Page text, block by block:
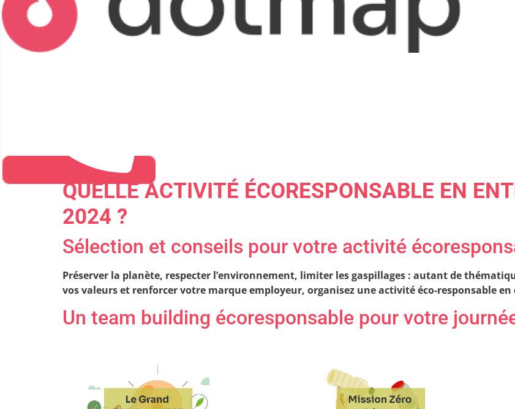
QUELLE ACTIVITÉ ÉCORESPONSABLE EN
2024 ?
Sélection et conseils pour votre activité
Préserver la planète, respecter l’environnement, limiter les gaspillages : autant de
vos valeurs et renforcer votre marque employeur, organisez une activité éco-responsable en
Un team building écoresponsable pour votre